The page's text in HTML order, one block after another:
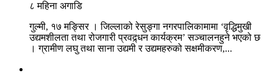
८ महिना अगाडि
गुल्मी, १७ मङ्सिर । जिल्लाको रेसुङ्गा नगरपालिकामामा ‘वृद्धिमुखी
उद्यमशीलता तथा रोजगारी प्रवद्र्धन कार्यक्रम’ सञ्चालनहुने भएको छ
। ग्रामीण लघु तथा साना उद्यमी र उद्यमहरुको सक्षमीकरण,...